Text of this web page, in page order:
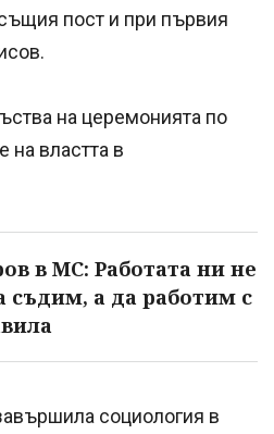
пост и при първия
на церемонията по
на властта в
в МС: Работата ни не
съдим, а да работим с
социология в